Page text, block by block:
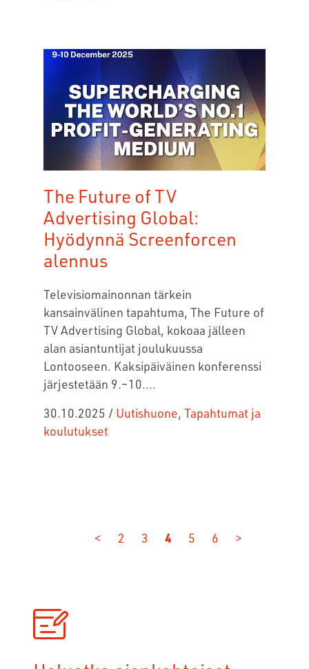
The Future of TV
Advertising Global:
Hyödynnä Screenforcen
alennus
Televisiomainonnan tärkein
kansainvälinen tapahtuma, The Future of
TV Advertising Global, kokoaa jälleen
alan asiantuntijat joulukuussa
Lontooseen. Kaksipäiväinen konferenssi
järjestetään 9.–10....
30.10.2025 / Uutishuone, Tapahtumat ja
koulutukset
< 2 3 4 5 6 >